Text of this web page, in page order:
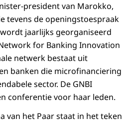
president van Marokko,
tevens de openingstoespraak
jaarlijks georganiseerd
for Banking Innovation
netwerk bestaat uit
banken die microfinanciering
sector. De GNBI
conferentie voor haar leden.
van het Paar staat in het teken